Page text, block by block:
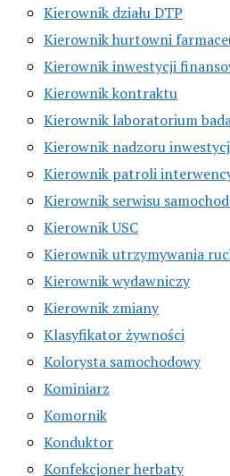
Kierownik działu DTP
Kierownik hurtowni
Kierownik inwestycji
Kierownik kontraktu
Kierownik laboratorium
Kierownik nadzoru
Kierownik patroli
Kierownik serwisu
Kierownik USC
Kierownik utrzymywania
Kierownik wydawniczy
Kierownik zmiany
Klasyfikator żywności
Kolorysta samochodowy
Kominiarz
Komornik
Konduktor
Konfekcjoner herbaty